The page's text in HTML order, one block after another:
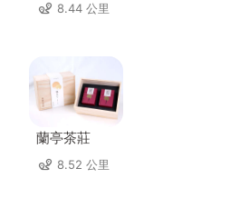
8.44 公里
蘭亭茶莊
8.52 公里